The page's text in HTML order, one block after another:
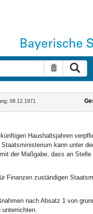
Suche
08.12.1971
Haushaltsjahren
kann unter
der Maßgabe, dass an
Finanzen zuständigen
nach Absatz 1 von
unterrichten.